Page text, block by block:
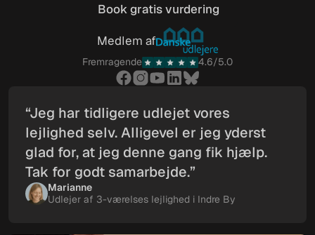
Book gratis vurdering
Book gratis vurdering
Medlem af
Fremragende 4.6/5.0
“Jeg har tidligere udlejet vores
lejlighed selv. Alligevel er jeg yderst
glad for, at jeg denne gang fik hjælp.
Tak for godt samarbejde.”
Marianne
Udlejer af 3-værelses lejlighed i Indre By